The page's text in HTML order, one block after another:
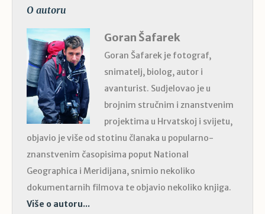
O autoru
Goran Šafarek
Goran Šafarek je fotograf,
snimatelj, biolog, autor i
avanturist. Sudjelovao je u
brojnim stručnim i znanstvenim
projektima u Hrvatskoj i svijetu,
objavio je više od stotinu članaka u popularno-
znanstvenim časopisima poput National
Geographica i Meridijana, snimio nekoliko
dokumentarnih filmova te objavio nekoliko knjiga.
Više o autoru...